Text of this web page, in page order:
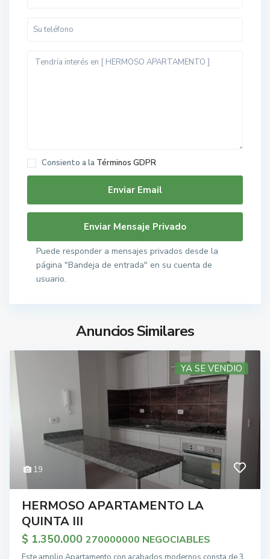
Consiento a la Términos GDPR
Puede responder a mensajes privados desde la
página "Bandeja de entrada" en su cuenta de
usuario.
Anuncios Similares
19
YA SE VENDIO
HERMOSO APARTAMENTO LA
QUINTA III
$ 1.350.000 270000000 NEGOCIABLES